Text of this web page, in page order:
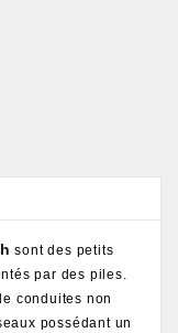
sont des petits
par des piles.
conduites non
possédant un